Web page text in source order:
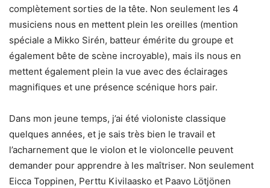
complètement sorties de la tête. Non seulement les 4
musiciens nous en mettent plein les oreilles (mention
spéciale a Mikko Sirén, batteur émérite du groupe et
également bête de scène incroyable), mais ils nous en
mettent également plein la vue avec des éclairages
magnifiques et une présence scénique hors pair.
Dans mon jeune temps, j’ai été violoniste classique
quelques années, et je sais très bien le travail et
l’acharnement que le violon et le violoncelle peuvent
demander pour apprendre à les maîtriser. Non seulement
Eicca Toppinen, Perttu Kivilaasko et Paavo Lötjönen